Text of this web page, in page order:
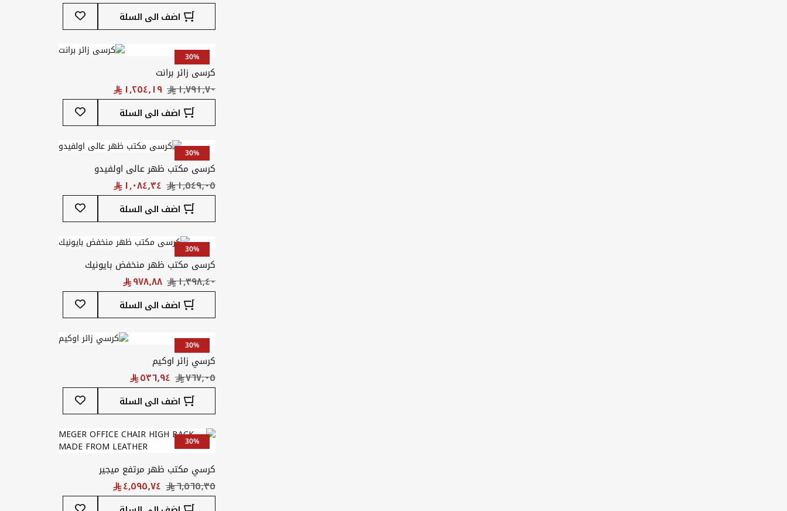
اضف الى السلة أضف
إلى
قائمة
المفضلة
30%
كرسى زائر برانت
اضف الى السلة أضف
إلى
قائمة
المفضلة
30%
كرسى مكتب ظهر عالى اولفيدو
اضف الى السلة أضف
إلى
قائمة
المفضلة
30%
كرسى مكتب ظهر منخفض بايونيك
اضف الى السلة أضف
إلى
قائمة
المفضلة
30%
كرسي زائر اوكيم
اضف الى السلة أضف
إلى
قائمة
المفضلة
30%
كرسي مكتب ظهر مرتفع ميجير
أضف